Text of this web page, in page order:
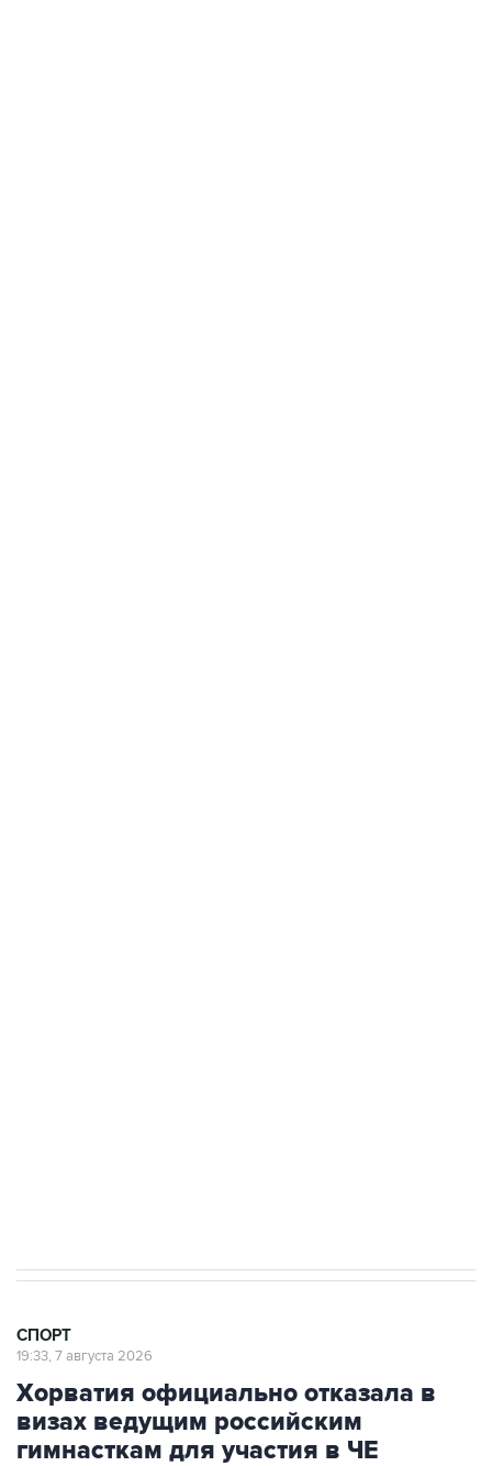
СПОРТ
19:33, 7 августа 2026
Хорватия официально отказала в
визах ведущим российским
гимнасткам для участия в ЧЕ